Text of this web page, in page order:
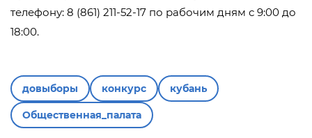
телефону: 8 (861) 211-52-17 по рабочим дням с 9:00 до
18:00.
довыборы конкурс кубань
Общественная_палата